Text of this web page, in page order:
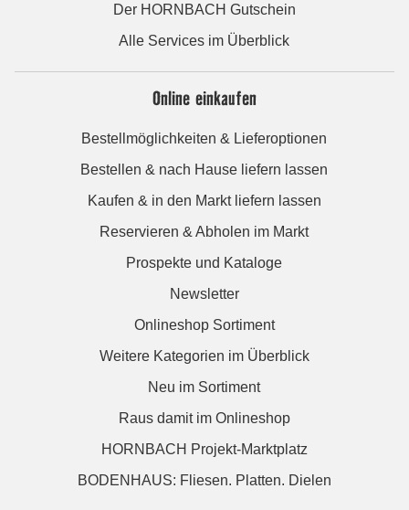
Der HORNBACH Gutschein
Alle Services im Überblick
Online einkaufen
Bestellmöglichkeiten & Lieferoptionen
Bestellen & nach Hause liefern lassen
Kaufen & in den Markt liefern lassen
Reservieren & Abholen im Markt
Prospekte und Kataloge
Newsletter
Onlineshop Sortiment
Weitere Kategorien im Überblick
Neu im Sortiment
Raus damit im Onlineshop
HORNBACH Projekt-Marktplatz
BODENHAUS: Fliesen. Platten. Dielen